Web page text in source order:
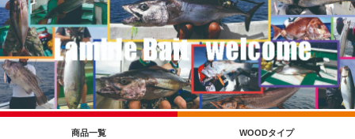
商品一覧 WOODタイプ